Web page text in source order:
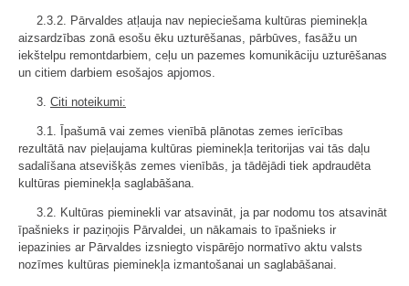
2.3.2. Pārvaldes atļauja nav nepieciešama kultūras pieminekļa
aizsardzības zonā esošu ēku uzturēšanas, pārbūves, fasāžu un
iekštelpu remontdarbiem, ceļu un pazemes komunikāciju uzturēšanas
un citiem darbiem esošajos apjomos.
3. Citi noteikumi:
3.1. Īpašumā vai zemes vienībā plānotas zemes ierīcības
rezultātā nav pieļaujama kultūras pieminekļa teritorijas vai tās daļu
sadalīšana atsevišķās zemes vienībās, ja tādējādi tiek apdraudēta
kultūras pieminekļa saglabāšana.
3.2. Kultūras pieminekli var atsavināt, ja par nodomu tos atsavināt
īpašnieks ir paziņojis Pārvaldei, un nākamais to īpašnieks ir
iepazinies ar Pārvaldes izsniegto vispārējo normatīvo aktu valsts
nozīmes kultūras pieminekļa izmantošanai un saglabāšanai.